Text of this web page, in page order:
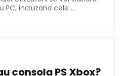
incluzand cele ...
consola PS Xbox?